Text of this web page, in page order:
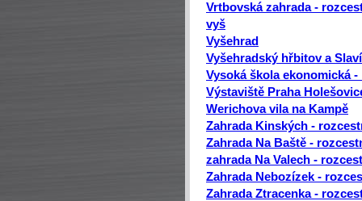
Vrtbovská zahrada -
vyš
Vyšehrad
Vyšehradský hřbitov a
Vysoká škola ekonomická
Výstaviště Praha
Werichova vila na Kampě
Zahrada Kinských -
Zahrada Na Baště -
zahrada Na Valech -
Zahrada Nebozízek -
Zahrada Ztracenka -